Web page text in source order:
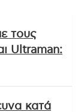
τους
Ultraman:
κατά